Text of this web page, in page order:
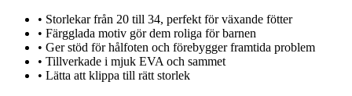
• Storlekar från 20 till 34, perfekt för växande fötter
• Färgglada motiv gör dem roliga för barnen
• Ger stöd för hålfoten och förebygger framtida problem
• Tillverkade i mjuk EVA och sammet
• Lätta att klippa till rätt storlek